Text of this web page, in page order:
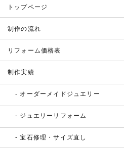
トップページ
制作の流れ
リフォーム価格表
制作実績
オーダーメイドジュエリー
ジュエリーリフォーム
宝石修理・サイズ直し